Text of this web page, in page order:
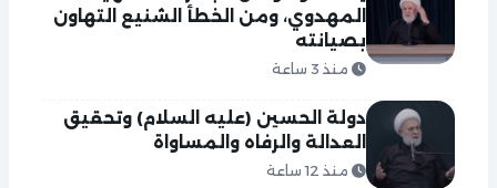
المهدوي، ومن الخطأ الشنيع التهاون
بصيانته
منذ 3 ساعة
دولة الحسين (عليه السلام) وتحقيق
العدالة والرفاه والمساواة
منذ 12 ساعة